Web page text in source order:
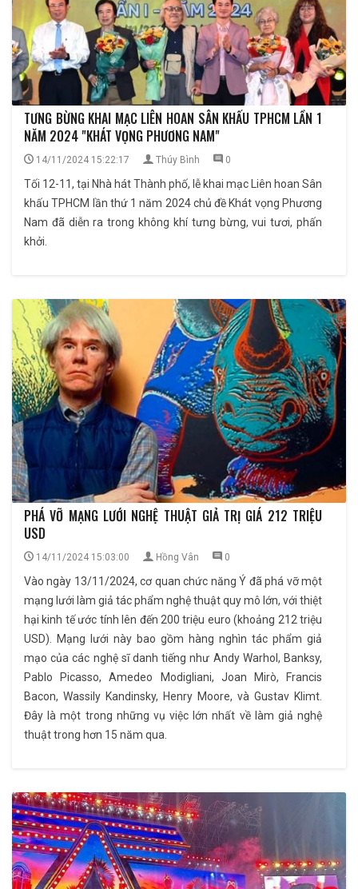
TƯNG BỪNG KHAI MẠC LIÊN HOAN SÂN KHẤU TPHCM LẦN 1
NĂM 2024 "KHÁT VỌNG PHƯƠNG NAM"
14/11/2024 15:22:17 Thúy Bình 0
Tối 12-11, tại Nhà hát Thành phố, lễ khai mạc Liên hoan Sân
khấu TPHCM lần thứ 1 năm 2024 chủ đề Khát vọng Phương
Nam đã diễn ra trong không khí tưng bừng, vui tươi, phấn
khởi.
PHÁ VỠ MẠNG LƯỚI NGHỆ THUẬT GIẢ TRỊ GIÁ 212 TRIỆU
USD
14/11/2024 15:03:00 Hồng Vân 0
Vào ngày 13/11/2024, cơ quan chức năng Ý đã phá vỡ một
mạng lưới làm giả tác phẩm nghệ thuật quy mô lớn, với thiệt
hại kinh tế ước tính lên đến 200 triệu euro (khoảng 212 triệu
USD). Mạng lưới này bao gồm hàng nghìn tác phẩm giả
mạo của các nghệ sĩ danh tiếng như Andy Warhol, Banksy,
Pablo Picasso, Amedeo Modigliani, Joan Mirò, Francis
Bacon, Wassily Kandinsky, Henry Moore, và Gustav Klimt.
Đây là một trong những vụ việc lớn nhất về làm giả nghệ
thuật trong hơn 15 năm qua.